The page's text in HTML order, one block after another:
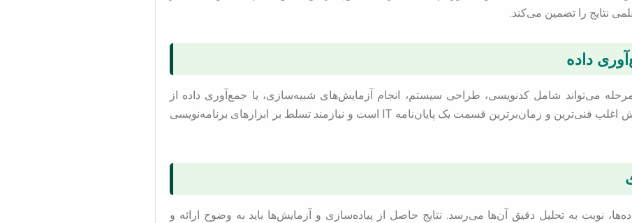
نتایج را تضمین می‌کند.
می‌تواند شامل کدنویسی، طراحی سیستم، انجام آزمایش‌های شبیه‌سازی، یا جمع‌آوری داده از
طریق پرسشنامه باشد. این بخش اغلب فنی‌ترین و زمان‌برترین قسمت یک پایان‌نامه IT است و نیازمند تسلط بر ابزارهای برنامه‌نویسی
نوبت به تحلیل دقیق آن‌ها می‌رسد. نتایج حاصل از پیاده‌سازی و آزمایش‌ها باید به وضوح ارائه و